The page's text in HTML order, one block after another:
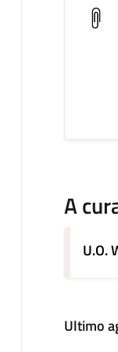
A
U.O.
Ultimo